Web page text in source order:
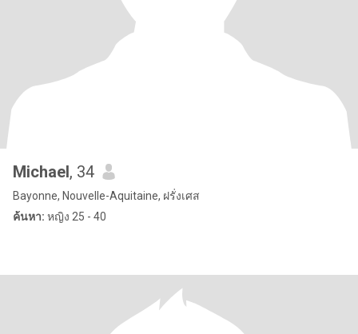
Michael, 34
Bayonne, Nouvelle-Aquitaine, ฝรั่งเศส
ค้นหา: หญิง 25 - 40